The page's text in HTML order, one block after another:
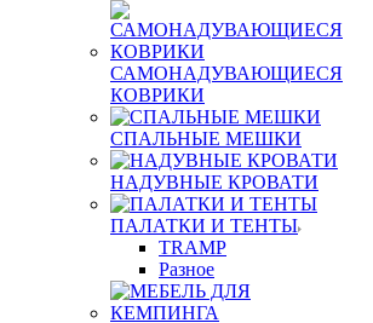
САМОНАДУВАЮЩИЕСЯ
КОВРИКИ
СПАЛЬНЫЕ МЕШКИ
НАДУВНЫЕ КРОВАТИ
ПАЛАТКИ И ТЕНТЫ
TRAMP
Разное